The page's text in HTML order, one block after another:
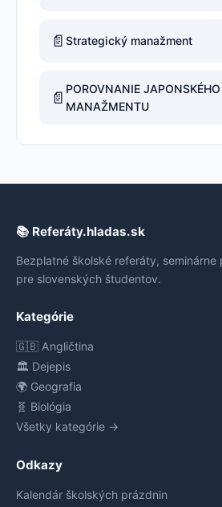
📄 Strategický manažment
📄 POROVNANIE
MANAŽMENTU
📚 Referáty.hladas.sk
Bezplatné školské referáty,
pre slovenských študentov.
Kategórie
🇬🇧 Angličtina
🏛️ Dejepis
🌍 Geografia
🧬 Biológia
Všetky kategórie →
Odkazy
Kalendár školských prázdnin